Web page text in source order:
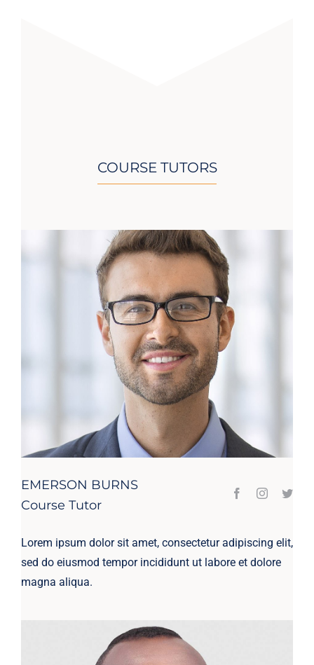
COURSE TUTORS
EMERSON BURNS
Course Tutor
Lorem ipsum dolor sit amet, consectetur adipiscing elit,
sed do eiusmod tempor incididunt ut labore et dolore
magna aliqua.